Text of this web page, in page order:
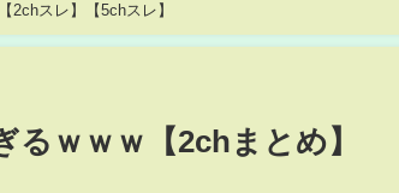
2chスレ】【5chスレ】
ｗｗｗ【2chまとめ】